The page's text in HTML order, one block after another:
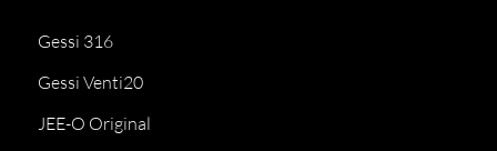
Gessi 316
Gessi Venti20
JEE-O Original